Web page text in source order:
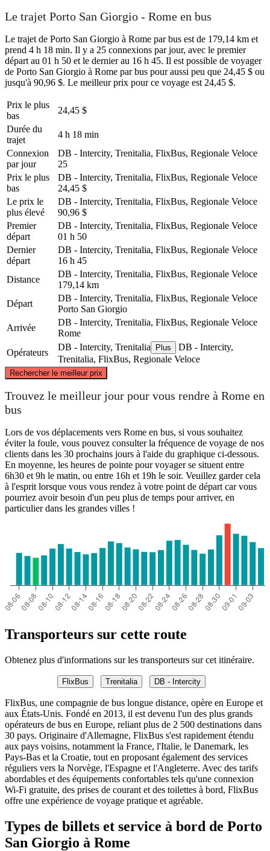
Le trajet Porto San Giorgio - Rome en bus
Le trajet de Porto San Giorgio à Rome par bus est de 179,14 km et
prend 4 h 18 min. Il y a 25 connexions par jour, avec le premier
départ au 01 h 50 et le dernier au 16 h 45. Il est possible de voyager
de Porto San Giorgio à Rome par bus pour aussi peu que 24,45 $ ou
jusqu'à 90,96 $. Le meilleur prix pour ce voyage est 24,45 $.
Prix ​​le plus
bas
24,45 $
Durée du
trajet
4 h 18 min
Connexion
par jour
DB - Intercity, Trenitalia, FlixBus, Regionale Veloce
25
Prix ​​le plus
bas
DB - Intercity, Trenitalia, FlixBus, Regionale Veloce
24,45 $
Le prix le
plus élevé
DB - Intercity, Trenitalia, FlixBus, Regionale Veloce
90,96 $
Premier
départ
DB - Intercity, Trenitalia, FlixBus, Regionale Veloce
01 h 50
Dernier
départ
DB - Intercity, Trenitalia, FlixBus, Regionale Veloce
16 h 45
Distance
DB - Intercity, Trenitalia, FlixBus, Regionale Veloce
179,14 km
Départ
DB - Intercity, Trenitalia, FlixBus, Regionale Veloce
Porto San Giorgio
Arrivée
DB - Intercity, Trenitalia, FlixBus, Regionale Veloce
Rome
Opérateurs
DB - Intercity, Trenitalia Plus
DB - Intercity,
Trenitalia, FlixBus, Regionale Veloce
Rechercher le meilleur prix
Rome
©CARTO, © OpenStreetMap
Trouvez le meilleur jour pour vous rendre à Rome en
bus
Lors de vos déplacements vers Rome en bus, si vous souhaitez
éviter la foule, vous pouvez consulter la fréquence de voyage de nos
clients dans les 30 prochains jours à l'aide du graphique ci-dessous.
En moyenne, les heures de pointe pour voyager se situent entre
6h30 et 9h le matin, ou entre 16h et 19h le soir. Veuillez garder cela
à l'esprit lorsque vous vous rendez à votre point de départ car vous
pourriez avoir besoin d'un peu plus de temps pour arriver, en
particulier dans les grandes villes !
Transporteurs sur cette route
Obtenez plus d'informations sur les transporteurs sur cet itinéraire.
FlixBus Trenitalia DB - Intercity
FlixBus, une compagnie de bus longue distance, opère en Europe et
aux États-Unis. Fondé en 2013, il est devenu l'un des plus grands
opérateurs de bus en Europe, reliant plus de 2 500 destinations dans
30 pays. Originaire d'Allemagne, FlixBus s'est rapidement étendu
aux pays voisins, notamment la France, l'Italie, le Danemark, les
Pays-Bas et la Croatie, tout en proposant également des services
réguliers vers la Norvège, l'Espagne et l'Angleterre. Avec des tarifs
abordables et des équipements confortables tels qu'une connexion
Wi-Fi gratuite, des prises de courant et des toilettes à bord, FlixBus
offre une expérience de voyage pratique et agréable.
Types de billets et service à bord de Porto
San Giorgio à Rome